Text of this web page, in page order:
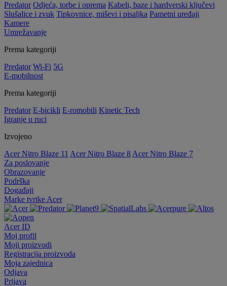
Predator Odjeća, torbe i oprema Kabeli, baze i hardverski ključevi
Slušalice i zvuk Tipkovnice, miševi i pisaljka Pametni uređaji
Kamere
Umrežavanje
Prema kategoriji
Predator Wi-Fi 5G
E-mobilnost
Prema kategoriji
Predator E-bicikli E-romobili Kinetic Tech
Igranje u ruci
Izvojeno
Acer Nitro Blaze 11 Acer Nitro Blaze 8 Acer Nitro Blaze 7
Za poslovanje
Obrazovanje
Podrška
Događaji
Marke tvrtke Acer
Acer ID
Moj profil
Moji proizvodi
Registracija proizvoda
Moja zajednica
Odjava
Prijava